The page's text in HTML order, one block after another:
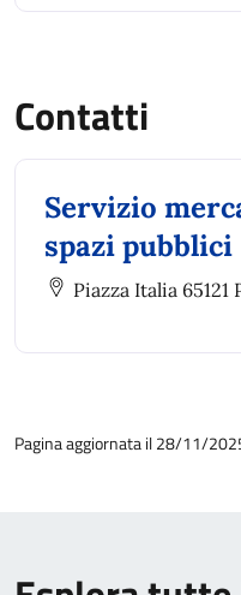
Contatti
Servizio
spazi pubblici
Piazza Italia 65121
Pagina aggiornata il 28/11/